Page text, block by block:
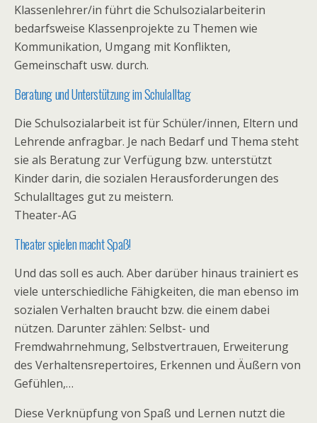
Klassenlehrer/in führt die Schulsozialarbeiterin
bedarfsweise Klassenprojekte zu Themen wie
Kommunikation, Umgang mit Konflikten,
Gemeinschaft usw. durch.
Beratung und Unterstützung im Schulalltag
Die Schulsozialarbeit ist für Schüler/innen, Eltern und
Lehrende anfragbar. Je nach Bedarf und Thema steht
sie als Beratung zur Verfügung bzw. unterstützt
Kinder darin, die sozialen Herausforderungen des
Schulalltages gut zu meistern.
Theater-AG
Theater spielen macht Spaß!
Und das soll es auch. Aber darüber hinaus trainiert es
viele unterschiedliche Fähigkeiten, die man ebenso im
sozialen Verhalten braucht bzw. die einem dabei
nützen. Darunter zählen: Selbst- und
Fremdwahrnehmung, Selbstvertrauen, Erweiterung
des Verhaltensrepertoires, Erkennen und Äußern von
Gefühlen,…
Diese Verknüpfung von Spaß und Lernen nutzt die